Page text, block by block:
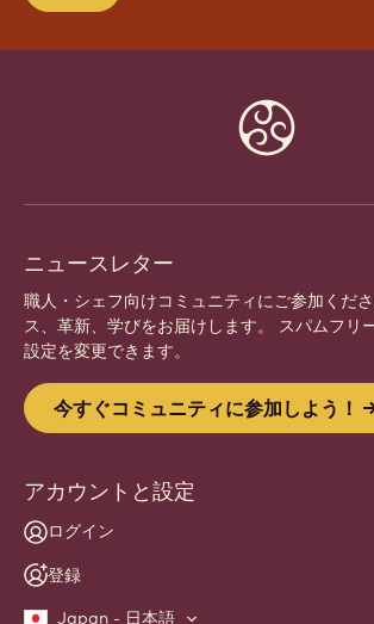
ニュースレター
職人・シェフ向けコミュニティにご参加くだ
ス、革新、学びをお届けします。 スパムフリ
設定を変更できます。
今すぐコミュニティに参加しよう！
アカウントと設定
ログイン
登録
Japan - 日本語